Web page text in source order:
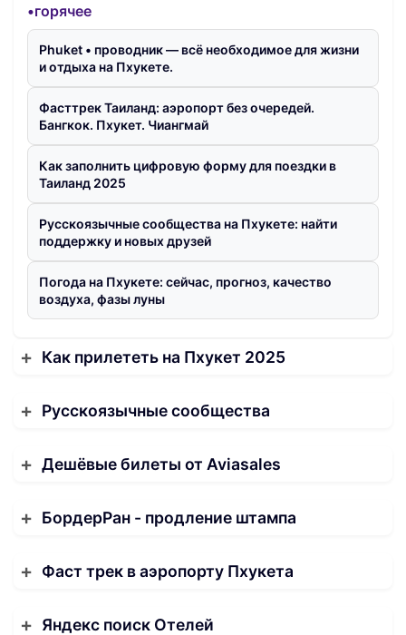
•горячее
Phuket • проводник — всё необходимое для жизни
и отдыха на Пхукете.
Фасттрек Таиланд: аэропорт без очередей.
Бангкок. Пхукет. Чиангмай
Как заполнить цифровую форму для поездки в
Таиланд 2025
Русскоязычные сообщества на Пхукете: найти
поддержку и новых друзей
Погода на Пхукете: сейчас, прогноз, качество
воздуха, фазы луны
Как прилететь на Пхукет 2025
Русскоязычные сообщества
Дешёвые билеты от Aviasales
БордерРан - продление штампа
Фаст трек в аэропорту Пхукета
Яндекс поиск Отелей